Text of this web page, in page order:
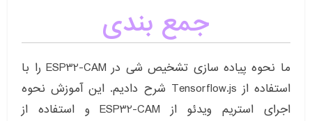
جمع بندی
ما نحوه پیاده سازی تشخیص شی در ESP32-CAM را با
استفاده از Tensorflow.js شرح دادیم. این آموزش نحوه
اجرای استریم ویدئو از ESP32-CAM و استفاده از